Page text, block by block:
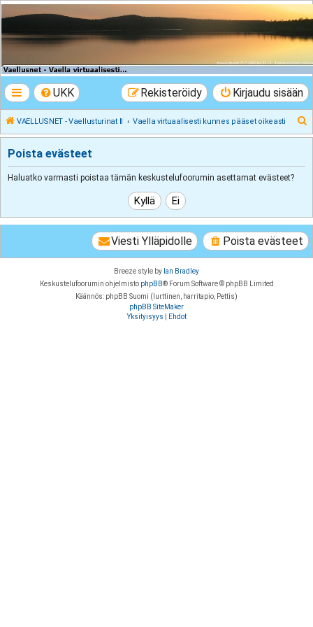
VAELLUSNET -
Vaellusturinat II
UKK Kirjaudu sisään
Rekisteröidy
VAELLUSNET - Vaellusturinat II Vaella virtuaalisesti kunnes pääset oikeasti
t
Poista evästeet
Haluatko varmasti poistaa tämän keskustelufoorumin asettamat evästeet?
Poista evästeet
Viesti Ylläpidolle
Breeze style by Ian Bradley
Keskustelufoorumin ohjelmisto phpBB® Forum Software © phpBB Limited
Käännös: phpBB Suomi (lurttinen, harritapio, Pettis)
phpBB SiteMaker
Yksityisyys
Ehdot